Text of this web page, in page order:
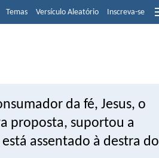
Temas Versículo Aleatório Inscreva-se
da fé, Jesus, o
proposta, suportou a
assentado à destra do